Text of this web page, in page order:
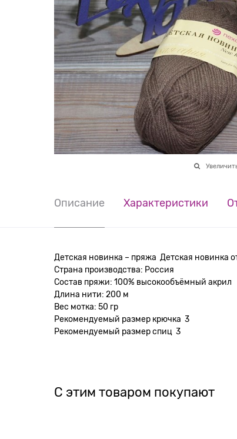
Описание Характеристики
Детская новинка – пряжа Детская новинка
Страна производства: Россия
Состав пряжи: 100% высокообъёмный акрил
Длина нити: 200 м
Вес мотка: 50 гр
Рекомендуемый размер крючка 3
Рекомендуемый размер спиц 3
С этим товаром покупают